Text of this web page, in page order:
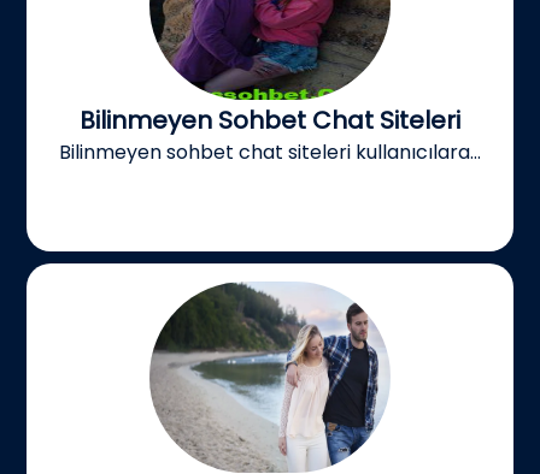
Bilinmeyen Sohbet Chat Siteleri
Bilinmeyen sohbet chat siteleri kullanıcılara...